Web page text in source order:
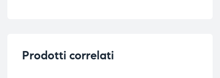
Prodotti correlati